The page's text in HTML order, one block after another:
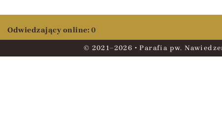
Odwiedzający online: 0
© 2021–2026 • Parafia pw.